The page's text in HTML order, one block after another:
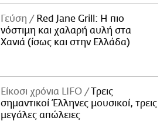
Γεύση
Red Jane Grill: Η πιο
νόστιμη και χαλαρή αυλή στα
Χανιά (ίσως και στην Ελλάδα)
Είκοσι χρόνια LIFO
Tρεις
σημαντικοί Έλληνες μουσικοί, τρεις
μεγάλες απώλειες